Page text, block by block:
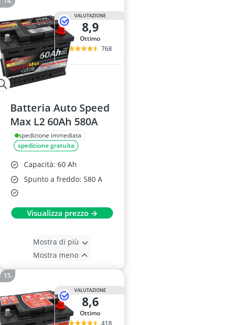
VALUTAZIONE
8,9
Ottimo
768
Batteria Auto Speed
Max L2 60Ah 580A
spedizione immediata
spedizione gratuita
Capacità: 60 Ah
Spunto a freddo: 580 A
Visualizza prezzo →
Mostra di più
Mostra meno
VALUTAZIONE
8,6
Ottimo
418